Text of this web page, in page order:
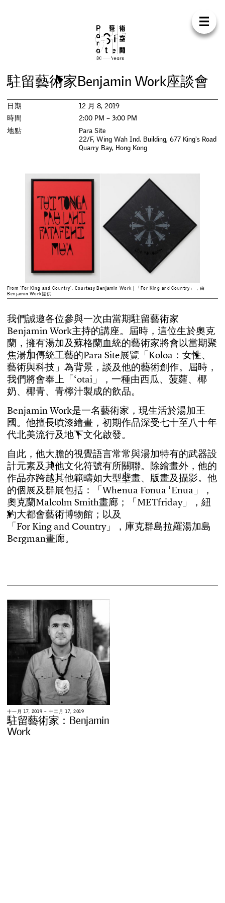
Para
我們 支持
展覽
活動
研討會
工作
駐留藝術家Benjamin Work座談會
日期
12 月 8, 2019
時間
2:00 PM – 3:00 PM
地點
Para Site
22/F, Wing Wah Ind. Building, 677 King's Road
Quarry Bay, Hong Kong
From 'For King and Country'. Courtesy Benjamin Work | 「For King and Country」，由
Benjamin Work提供
我們誠邀各位參與一次由當期駐留藝術家
BenjaminWork主持的講座。 屆時 ， 這位生於奧克
蘭 ， 擁有湯加及蘇格蘭血統的藝術家將會以當期聚
焦湯加傳統工藝的Para Site展覽 「Koloa ： 女性、
藝術與科技 」 為背景 ， 談及他的藝術創作。 屆時 ，
我們將會奉上 「‘otai 」 ， 一種由西瓜、 菠蘿、 椰
奶、 椰青、 青檸汁製成的飲品。
BenjaminWork是一名藝術家 ， 現生活於湯加王
國。 他擅長噴漆繪畫 ， 初期作品深受七十至八十年
代北美流行及地下文化啟發。
自此 ， 他大膽的視覺語言常常與湯加特有的武器設
計元素及其他文化符號有所關聯。 除繪畫外 ， 他的
作品亦跨越其他範疇如大型壁畫、 版畫及攝影。 他
的個展及群展包括 ： 「Whenua Fonua ‘Enua 」
，
奧克蘭Malcolm Smith畫廊 ； 「METfriday」 ， 紐
約大都會藝術博物館 ； 以及
「For King and Country」 ， 庫克群島拉羅湯加島
Bergman畫廊。
十一月 17, 2019 – 十二月 17, 2019
駐留藝術家 ： Benjamin
Work